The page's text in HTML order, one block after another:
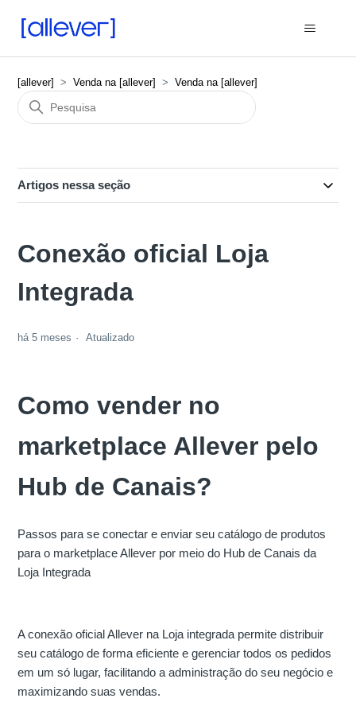
[allever] Venda na [allever] Venda na [allever]
Artigos nessa seção
Conexão oficial Loja
Integrada
há 5 meses Atualizado
Como vender no
marketplace Allever pelo
Hub de Canais?
Passos para se conectar e enviar seu catálogo de produtos
para o marketplace Allever por meio do Hub de Canais da
Loja Integrada
A conexão oficial Allever na Loja integrada permite distribuir
seu catálogo de forma eficiente e gerenciar todos os pedidos
em um só lugar, facilitando a administração do seu negócio e
maximizando suas vendas.